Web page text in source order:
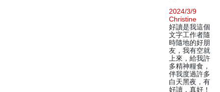
2024/3/9
Christine
好讀是我這個
文字工作者隨
時隨地的好朋
友，我有空就
上來，給我許
多精神糧食，
伴我度過許多
白天黑夜，有
好讀，真好！